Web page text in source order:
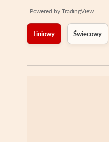
Powered by TradingView
Liniowy Świecowy